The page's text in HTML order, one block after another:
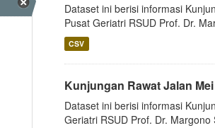
Dataset ini berisi informasi
Pusat Geriatri RSUD Prof. Dr.
CSV
Kunjungan Rawat Jalan
Dataset ini berisi informasi
Geriatri RSUD Prof. Dr.